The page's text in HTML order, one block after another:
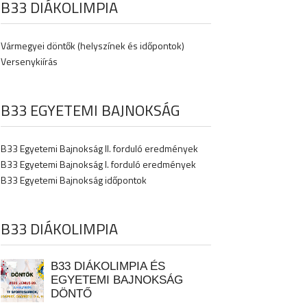
B33 DIÁKOLIMPIA
Vármegyei döntők (helyszínek és időpontok)
Versenykiírás
B33 EGYETEMI BAJNOKSÁG
B33 Egyetemi Bajnokság II. forduló eredmények
B33 Egyetemi Bajnokság I. forduló eredmények
B33 Egyetemi Bajnokság időpontok
B33 DIÁKOLIMPIA
B33 DIÁKOLIMPIA ÉS
EGYETEMI BAJNOKSÁG
DÖNTŐ